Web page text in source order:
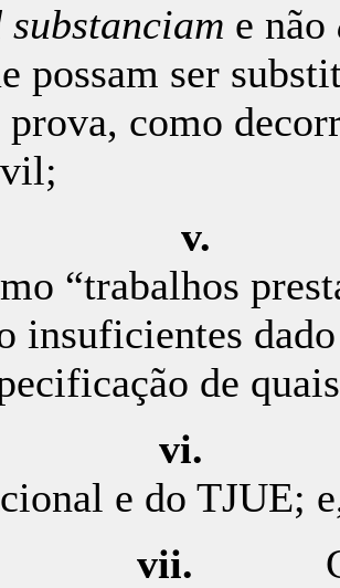
substanciam e não
possam ser
prova, como
“trabalhos
insuficientes
de
e do TJUE;